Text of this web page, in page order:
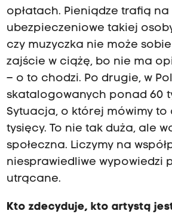
opłatach. Pieniądze trafią na
ubezpieczeniowe takiej
czy muzyczka nie może
zajście w ciążę, bo nie ma
– o to chodzi. Po drugie, w
skatalogowanych ponad 60
Sytuacja, o której mówimy to
tysięcy. To nie tak duża, ale
społeczna. Liczymy na
niesprawiedliwe wypowiedzi
utrącane.
Kto zdecyduje, kto artystą